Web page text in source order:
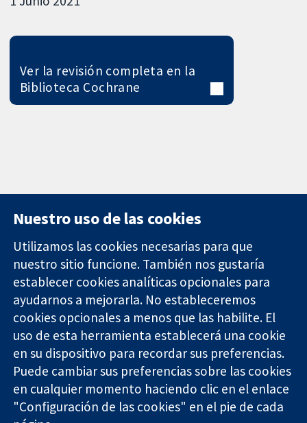
Ver la revisión completa en la
Biblioteca Cochrane
Evidencia fiable.
Decisiones
informadas.
Mejor salud.
11-13 Cavendish
Square
Londres
W1G 0AN
Reino Unido
Contacto
Noticias
Prensa
Sobre
nosotros
Empleo
Cochrane
Library
Nuestro uso de las cookies
Utilizamos las cookies necesarias para que
nuestro sitio funcione. También nos gustaría
establecer cookies analíticas opcionales para
ayudarnos a mejorarla. No estableceremos
cookies opcionales a menos que las habilite. El
uso de esta herramienta establecerá una cookie
en su dispositivo para recordar sus preferencias.
Puede cambiar sus preferencias sobre las cookies
en cualquier momento haciendo clic en el enlace
"Configuración de las cookies" en el pie de cada